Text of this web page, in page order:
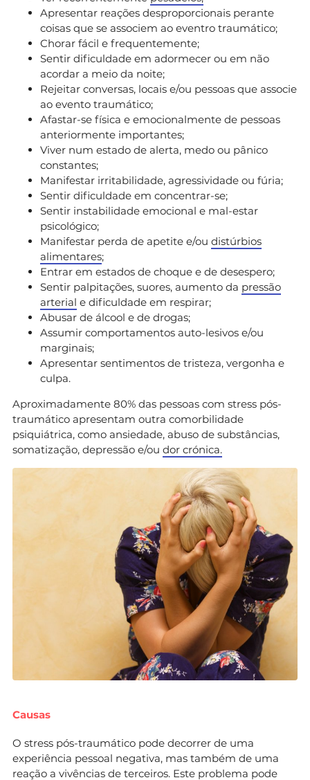
Apresentar reações desproporcionais perante
coisas que se associem ao eventro traumático;
Chorar fácil e frequentemente;
Sentir dificuldade em adormecer ou em não
acordar a meio da noite;
Rejeitar conversas, locais e/ou pessoas que associe
ao evento traumático;
Afastar-se física e emocionalmente de pessoas
anteriormente importantes;
Viver num estado de alerta, medo ou pânico
constantes;
Manifestar irritabilidade, agressividade ou fúria;
Sentir dificuldade em concentrar-se;
Sentir instabilidade emocional e mal-estar
psicológico;
Manifestar perda de apetite e/ou distúrbios
alimentares;
Entrar em estados de choque e de desespero;
Sentir palpitações, suores, aumento da pressão
arterial e dificuldade em respirar;
Abusar de álcool e de drogas;
Assumir comportamentos auto-lesivos e/ou
marginais;
Apresentar sentimentos de tristeza, vergonha e
culpa.
Aproximadamente 80% das pessoas com stress pós-
traumático apresentam outra comorbilidade
psiquiátrica, como ansiedade, abuso de substâncias,
somatização, depressão e/ou dor crónica.
Causas
O stress pós-traumático pode decorrer de uma
experiência pessoal negativa, mas também de uma
reação a vivências de terceiros. Este problema pode